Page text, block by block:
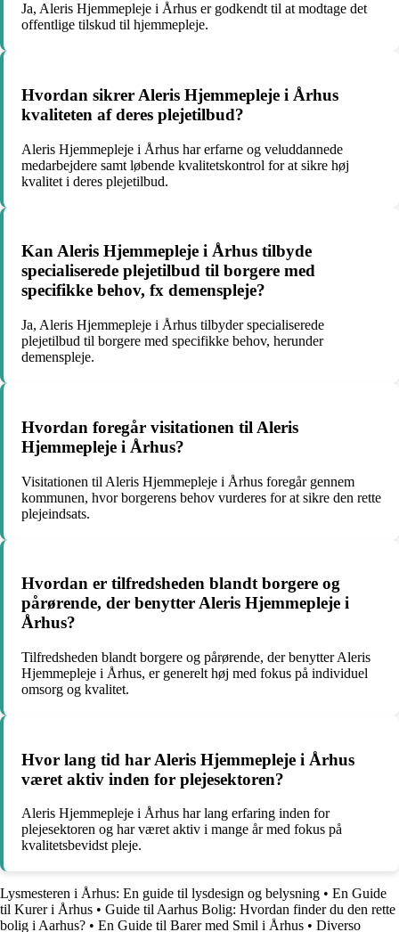
Ja, Aleris Hjemmepleje i Århus er godkendt til at modtage det
offentlige tilskud til hjemmepleje.
Hvordan sikrer Aleris Hjemmepleje i Århus
kvaliteten af deres plejetilbud?
Aleris Hjemmepleje i Århus har erfarne og veluddannede
medarbejdere samt løbende kvalitetskontrol for at sikre høj
kvalitet i deres plejetilbud.
Kan Aleris Hjemmepleje i Århus tilbyde
specialiserede plejetilbud til borgere med
specifikke behov, fx demenspleje?
Ja, Aleris Hjemmepleje i Århus tilbyder specialiserede
plejetilbud til borgere med specifikke behov, herunder
demenspleje.
Hvordan foregår visitationen til Aleris
Hjemmepleje i Århus?
Visitationen til Aleris Hjemmepleje i Århus foregår gennem
kommunen, hvor borgerens behov vurderes for at sikre den rette
plejeindsats.
Hvordan er tilfredsheden blandt borgere og
pårørende, der benytter Aleris Hjemmepleje i
Århus?
Tilfredsheden blandt borgere og pårørende, der benytter Aleris
Hjemmepleje i Århus, er generelt høj med fokus på individuel
omsorg og kvalitet.
Hvor lang tid har Aleris Hjemmepleje i Århus
været aktiv inden for plejesektoren?
Aleris Hjemmepleje i Århus har lang erfaring inden for
plejesektoren og har været aktiv i mange år med fokus på
kvalitetsbevidst pleje.
Lysmesteren i Århus: En guide til lysdesign og belysning • En Guide
til Kurer i Århus • Guide til Aarhus Bolig: Hvordan finder du den rette
bolig i Aarhus? • En Guide til Barer med Smil i Århus • Diverso